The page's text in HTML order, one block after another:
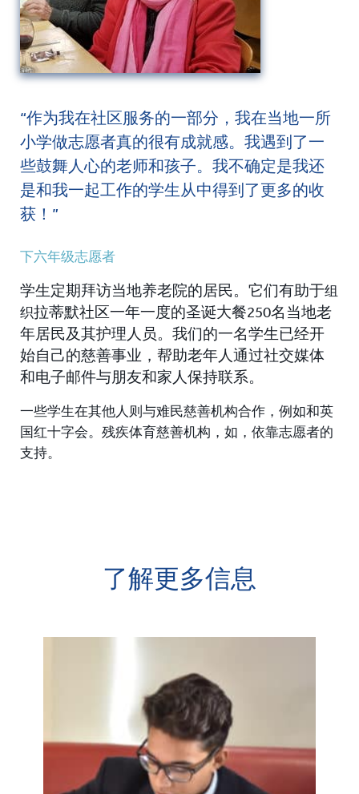
“作为我在社区服务的一部分，我在当地一所
小学做志愿者真的很有成就感。我遇到了一
些鼓舞人心的老师和孩子。我不确定是我还
是和我一起工作的学生从中得到了更多的收
获！”
下六年级志愿者
学生定期拜访当地养老院的居民。 它们有助于组
织拉蒂默社区一年一度的圣诞大餐250名当地老
年居民及其护理人员。我们的一名学生已经开
始自己的慈善事业， 帮助老年人通过社交媒体
和电子邮件与朋友和家人保持联系。
一些学生在其他人则与难民慈善机构合作，例如和英
国红十字会。 残疾体育慈善机构，如 ，依靠志愿者的
支持。
了解更多信息